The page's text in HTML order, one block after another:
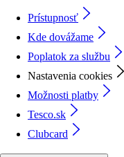
Prístupnosť
Kde dovážame
Poplatok za službu
Nastavenia cookies
Možnosti platby
Tesco.sk
Clubcard